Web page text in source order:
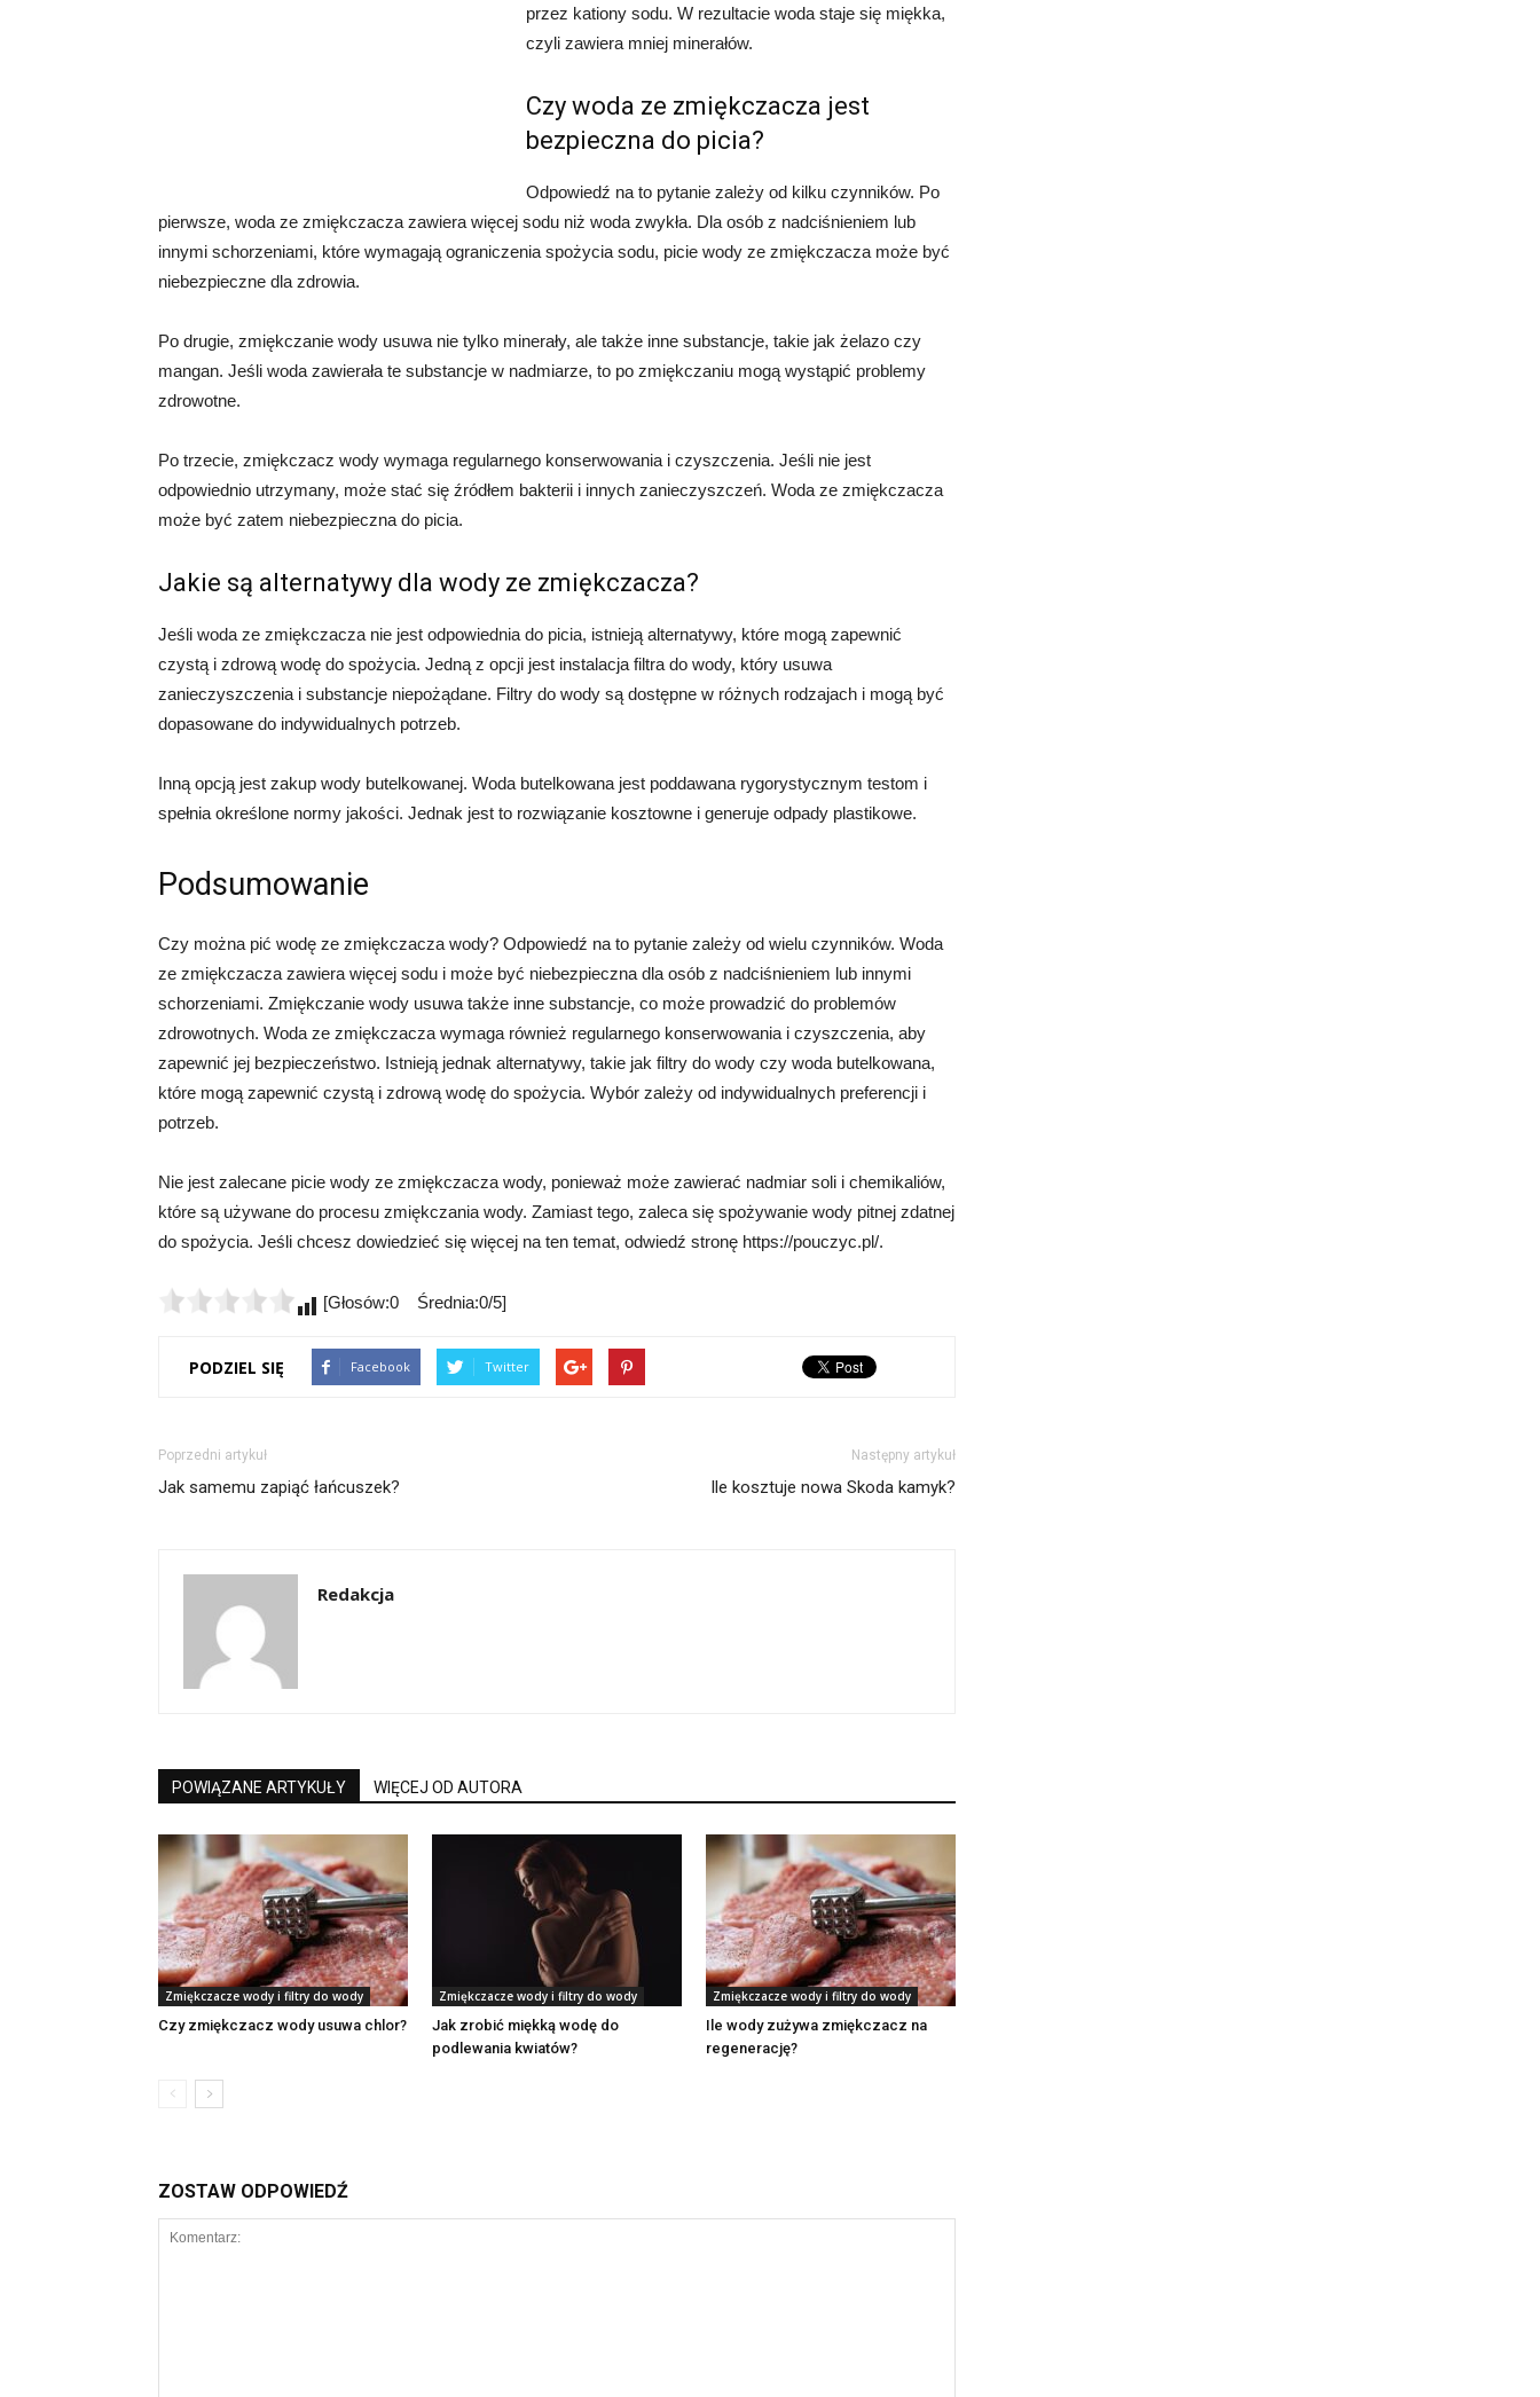
przez kationy sodu. W rezultacie woda staje się miękka,
czyli zawiera mniej minerałów.
Czy woda ze zmiękczacza jest
bezpieczna do picia?
Odpowiedź na to pytanie zależy od kilku czynników. Po
pierwsze, woda ze zmiękczacza zawiera więcej sodu niż woda zwykła. Dla osób z nadciśnieniem lub
innymi schorzeniami, które wymagają ograniczenia spożycia sodu, picie wody ze zmiękczacza może być
niebezpieczne dla zdrowia.
Po drugie, zmiękczanie wody usuwa nie tylko minerały, ale także inne substancje, takie jak żelazo czy
mangan. Jeśli woda zawierała te substancje w nadmiarze, to po zmiękczaniu mogą wystąpić problemy
zdrowotne.
Po trzecie, zmiękczacz wody wymaga regularnego konserwowania i czyszczenia. Jeśli nie jest
odpowiednio utrzymany, może stać się źródłem bakterii i innych zanieczyszczeń. Woda ze zmiękczacza
może być zatem niebezpieczna do picia.
Jakie są alternatywy dla wody ze zmiękczacza?
Jeśli woda ze zmiękczacza nie jest odpowiednia do picia, istnieją alternatywy, które mogą zapewnić
czystą i zdrową wodę do spożycia. Jedną z opcji jest instalacja filtra do wody, który usuwa
zanieczyszczenia i substancje niepożądane. Filtry do wody są dostępne w różnych rodzajach i mogą być
dopasowane do indywidualnych potrzeb.
Inną opcją jest zakup wody butelkowanej. Woda butelkowana jest poddawana rygorystycznym testom i
spełnia określone normy jakości. Jednak jest to rozwiązanie kosztowne i generuje odpady plastikowe.
Podsumowanie
Czy można pić wodę ze zmiękczacza wody? Odpowiedź na to pytanie zależy od wielu czynników. Woda
ze zmiękczacza zawiera więcej sodu i może być niebezpieczna dla osób z nadciśnieniem lub innymi
schorzeniami. Zmiękczanie wody usuwa także inne substancje, co może prowadzić do problemów
zdrowotnych. Woda ze zmiękczacza wymaga również regularnego konserwowania i czyszczenia, aby
zapewnić jej bezpieczeństwo. Istnieją jednak alternatywy, takie jak filtry do wody czy woda butelkowana,
które mogą zapewnić czystą i zdrową wodę do spożycia. Wybór zależy od indywidualnych preferencji i
potrzeb.
Nie jest zalecane picie wody ze zmiękczacza wody, ponieważ może zawierać nadmiar soli i chemikaliów,
które są używane do procesu zmiękczania wody. Zamiast tego, zaleca się spożywanie wody pitnej zdatnej
do spożycia. Jeśli chcesz dowiedzieć się więcej na ten temat, odwiedź stronę https://pouczyc.pl/.
[Głosów:0 Średnia:0/5]
PODZIEL SIĘ Facebook Twitter
Poprzedni artykuł
Jak samemu zapiąć łańcuszek?
Następny artykuł
Ile kosztuje nowa Skoda kamyk?
Redakcja
POWIĄZANE ARTYKUŁY WIĘCEJ OD AUTORA
Zmiękczacze wody i filtry do wody
Czy zmiękczacz wody usuwa chlor?
Zmiękczacze wody i filtry do wody
Jak zrobić miękką wodę do
podlewania kwiatów?
Zmiękczacze wody i filtry do wody
Ile wody zużywa zmiękczacz na
regenerację?
ZOSTAW ODPOWIEDŹ